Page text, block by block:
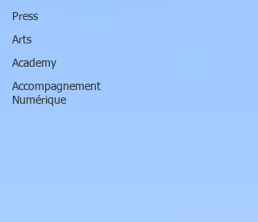
Press
Arts
Academy
Accompagnement
Numérique